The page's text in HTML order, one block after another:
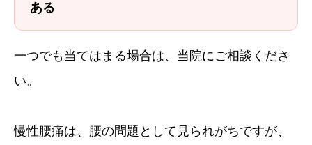
ある
一つでも当てはまる場合は、当院にご相談くださ
い。
慢性腰痛は、腰の問題として見られがちですが、